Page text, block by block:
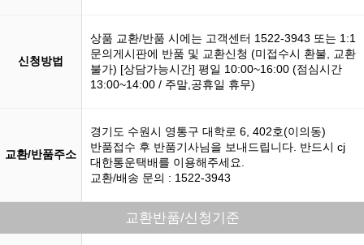
신청방법
상품 교환/반품 시에는 고객센터 1522-3943 또는 1:1
문의게시판에 반품 및 교환신청 (미접수시 환불, 교환
불가) [상담가능시간] 평일 10:00~16:00 (점심시간
13:00~14:00 / 주말,공휴일 휴무)
교환/반품주소
경기도 수원시 영통구 대학로 6, 402호(이의동)
반품접수 후 반품기사님을 보내드립니다. 반드시 cj
대한통운택배를 이용해주세요.
교환/배송 문의 : 1522-3943
교환반품/신청기준